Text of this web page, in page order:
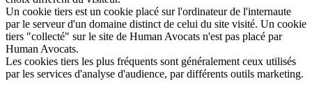
Un cookie tiers est un cookie placé sur l'ordinateur de l'internaute
par le serveur d'un domaine distinct de celui du site visité. Un cookie
tiers "collecté" sur le site de Human Avocats n'est pas placé par
Human Avocats.
Les cookies tiers les plus fréquents sont généralement ceux utilisés
par les services d'analyse d'audience, par différents outils marketing.